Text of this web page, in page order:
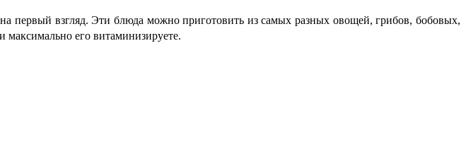
первый взгляд. Эти блюда можно приготовить из самых разных овощей, грибов, бобовых,
его витаминизируете.